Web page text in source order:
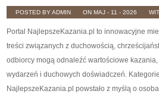
POSTED BY ADMIN ON MAJ - 11 - 2026
Portal NajlepszeKazania.pl to innowacyjne
treści związanych z duchowością,
odbiorcy mogą odnaleźć wartościowe
wydarzeń i duchowych doświadczeń.
NajlepszeKazania.pl powstało z myślą o